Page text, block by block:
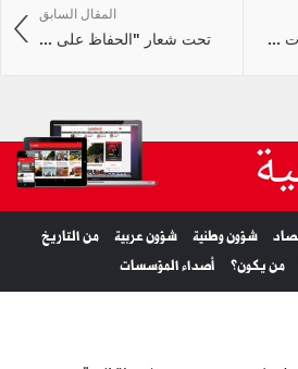
المقال السابق
تحت شعار "الحفاظ على ... ...
شؤون وطنية شؤون عربية
من التاريخ
من يكون؟ أصداء المؤسسات